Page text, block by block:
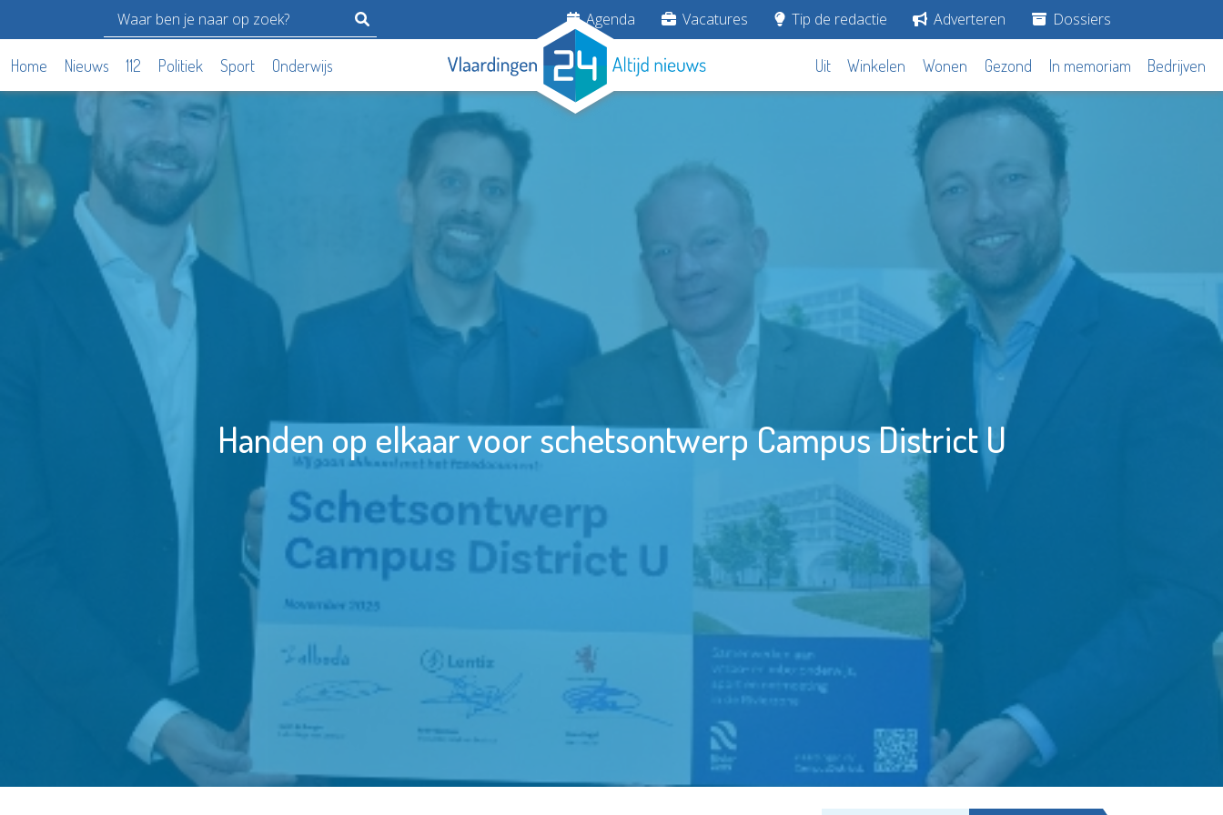
Agenda Vacatures Tip de redactie Adverteren Dossiers
Home Nieuws 112 Politiek Sport Onderwijs Uit Winkelen Wonen Gezond In memoriam Bedrijven
Handen op elkaar voor schetsontwerp Campus District U